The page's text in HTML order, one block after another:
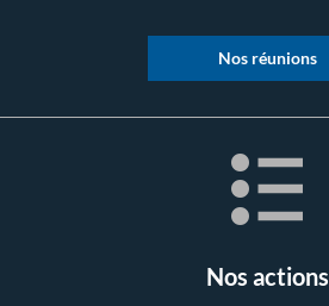
Nos réunions
Nos actions